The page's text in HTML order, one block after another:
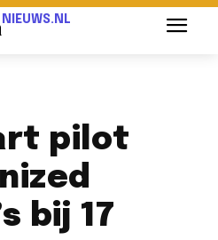
NIEUWS.NL
pilot
bij 17